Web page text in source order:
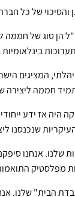
והסיכוי של כל
הן סוג של חממה
המציגים
חממה ליצירה
היה אז ידע
שנכנסנו
שלנו. אנחנו
מפלסטיק
הבית" שלנו.